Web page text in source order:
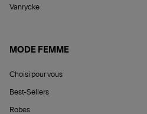
Vanrycke
MODE FEMME
Choisi pour vous
Best-Sellers
Robes